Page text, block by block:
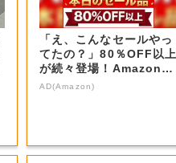
「え、こんなセールやっ
てたの？」80％OFF以上
が続々登場！Amazonの
本気が...
AD(Amazon)